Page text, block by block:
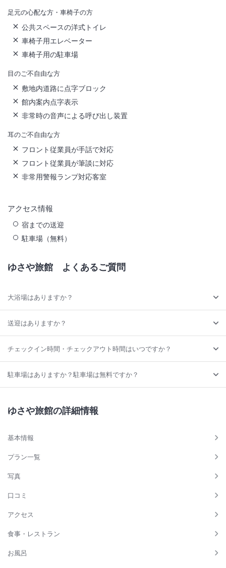
足元の心配な方・車椅子の方
公共スペースの洋式トイレ
車椅子用エレベーター
車椅子用の駐車場
目のご不自由な方
敷地内道路に点字ブロック
館内案内点字表示
非常時の音声による呼び出し装置
耳のご不自由な方
フロント従業員が手話で対応
フロント従業員が筆談に対応
非常用警報ランプ対応客室
アクセス情報
宿までの送迎
駐車場（無料）
ゆさや旅館 よくあるご質問
大浴場はありますか？
送迎はありますか？
チェックイン時間・チェックアウト時間はいつですか？
駐車場はありますか？駐車場は無料ですか？
ゆさや旅館の詳細情報
基本情報
プラン一覧
写真
口コミ
アクセス
食事・レストラン
お風呂